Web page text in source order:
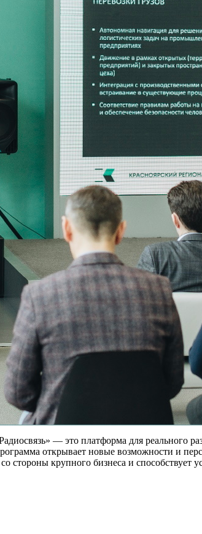
— это платформа для реального
открывает новые возможности и
стороны крупного бизнеса и